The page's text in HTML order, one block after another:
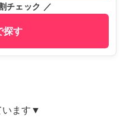
チェック ／
探す
います▼